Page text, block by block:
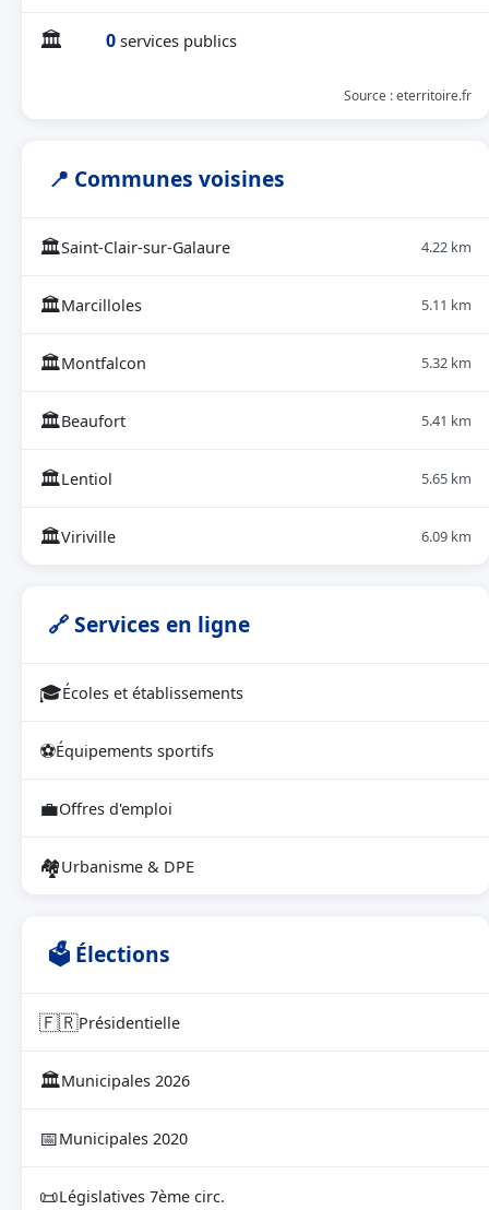
🏛 0 services publics
Source : eterritoire.fr
📍 Communes voisines
🏛Saint-Clair-sur-Galaure 4.22 km
🏛Marcilloles 5.11 km
🏛Montfalcon 5.32 km
🏛Beaufort 5.41 km
🏛Lentiol 5.65 km
🏛Viriville 6.09 km
🔗 Services en ligne
🎓Écoles et établissements
⚽Équipements sportifs
💼Offres d'emploi
🏘Urbanisme & DPE
🗳 Élections
🇫🇷Présidentielle
🏛Municipales 2026
📅Municipales 2020
📜Législatives 7ème circ.